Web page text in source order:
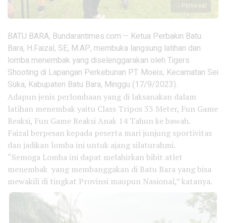
Perbesar
BATU BARA, Bundarantimes.com – Ketua Perbakin Batu
Bara, H.Faizal, SE, M.AP, membuka langsung latihan dan
lomba menembak yang diselenggarakan oleh Tigers
Shooting di Lapangan Perkebunan PT. Moeis, Kecamatan Sei
Suka, Kabupaten Batu Bara, Minggu (17/9/2023).
Adapun jenis perlombaan yang di laksanakan dalam
latihan menembak yaitu Class Tripos 33 Meter, Fun Game
Reaksi, Fun Game Reaksi Anak 14 Tahun ke bawah.
Faizal berpesan kepada peserta mari junjung sportivitas
dan jadikan lomba ini untuk ajang silaturahmi.
“Semoga Lomba ini dapat melahirkan bibit atlet
menembak yang membanggakan di Batu Bara yang bisa
mewakili di tingkat Provinsi maupun Nasional,” katanya.